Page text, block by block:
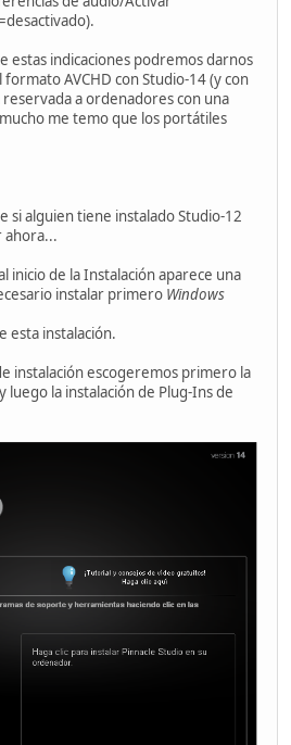
estas indicaciones podremos darnos
AVCHD con Studio-14 (y con
a ordenadores con una
me temo que los portátiles
si alguien tiene instalado Studio-12
ahora...
inicio de la Instalación aparece una
instalar primero Windows
esta instalación.
instalación escogeremos primero la
luego la instalación de Plug-Ins de